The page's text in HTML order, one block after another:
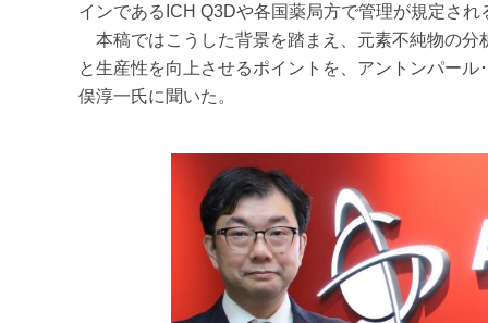
インであるICH Q3Dや各国薬局方で管理が規定さ
本稿ではこうした背景を踏まえ、元素不純物の分
と生産性を向上させるポイントを、アントンパー
俣淳一氏に聞いた。